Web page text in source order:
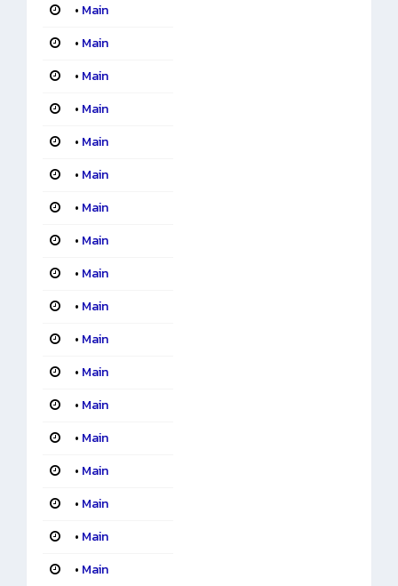
• Main
• Main
• Main
• Main
• Main
• Main
• Main
• Main
• Main
• Main
• Main
• Main
• Main
• Main
• Main
• Main
• Main
• Main